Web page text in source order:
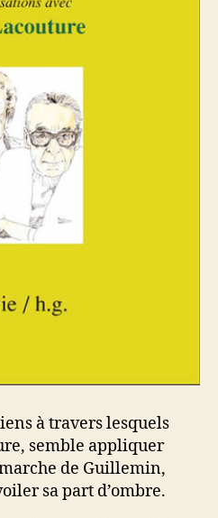
à travers lesquels
semble appliquer
de Guillemin,
sa part d’ombre.